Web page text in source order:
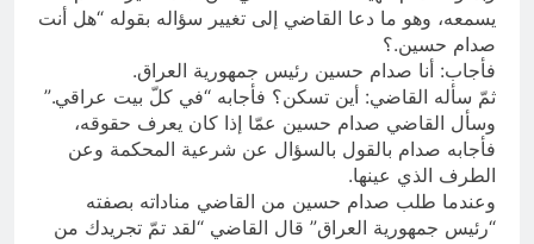
يسمعه، وهو ما دعا القاضي إلى تغيير سؤاله بقوله “هل أنت
صدام حسين.؟
فأجاب: أنا صدام حسين رئيس جمهورية العراق.
ثمّ سأله القاضي: أين تسكن؟ فأجابه “في كلّ بيت عراقي.”
وسأل القاضي صدام حسين عمّا إذا كان يعرف حقوقه،
فأجابه صدام بالقول بالسؤال عن شرعية المحكمة وعن
الطرف الذي عينها.
وعندما طلب صدام حسين من القاضي مناداته بصفته
“رئيس جمهورية العراق” قال القاضي “لقد تمّ تجريدك من